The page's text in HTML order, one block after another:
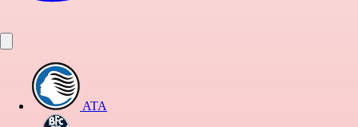
ATA